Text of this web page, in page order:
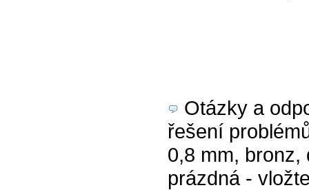
Otázky a
řešení
0,8 mm,
prázdná -